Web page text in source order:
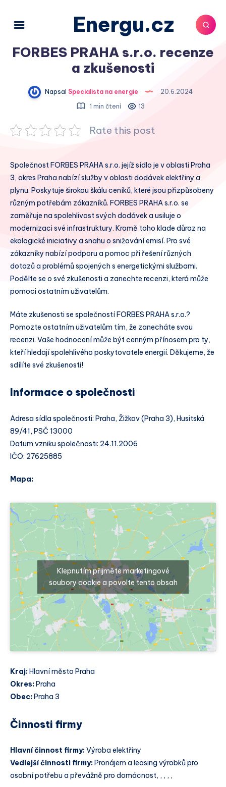
Energu.cz
FORBES PRAHA s.r.o. recenze
a zkušenosti
Napsal Specialista na energie
20.6.2024
1 min čtení
13
Rate this post
Společnost FORBES PRAHA s.r.o. jejíž sídlo je v oblasti Praha
3, okres Praha nabízí služby v oblasti dodávek elektřiny a
plynu. Poskytuje širokou škálu ceníků, které jsou přizpůsobeny
různým potřebám zákazníků. FORBES PRAHA s.r.o. se
zaměřuje na spolehlivost svých dodávek a usiluje o
modernizaci své infrastruktury. Kromě toho klade důraz na
ekologické iniciativy a snahu o snižování emisí. Pro své
zákazníky nabízí podporu a pomoc při řešení různých
dotazů a problémů spojených s energetickými službami.
Podělte se o své zkušenosti a zanechte recenzi, která může
pomoci ostatním uživatelům.
Máte zkušenosti se společností FORBES PRAHA s.r.o.?
Pomozte ostatním uživatelům tím, že zanecháte svou
recenzi. Vaše hodnocení může být cenným přínosem pro ty,
kteří hledají spolehlivého poskytovatele energií. Děkujeme, že
sdílíte své zkušenosti!
Informace o společnosti
Adresa sídla společnosti: Praha, Žižkov (Praha 3), Husitská
89/41, PSČ 13000
Datum vzniku společnosti: 24.11.2006
IČO: 27625885
Mapa:
Klepnutím přijměte marketingové
soubory cookie a povolte tento obsah
Kraj: Hlavní město Praha
Okres: Praha
Obec: Praha 3
Činnosti firmy
Hlavní činnost firmy:Výroba elektřiny
Vedlejší činnosti firmy:Pronájem a leasing výrobků pro
osobní potřebu a převážně pro domácnost, , , , ,